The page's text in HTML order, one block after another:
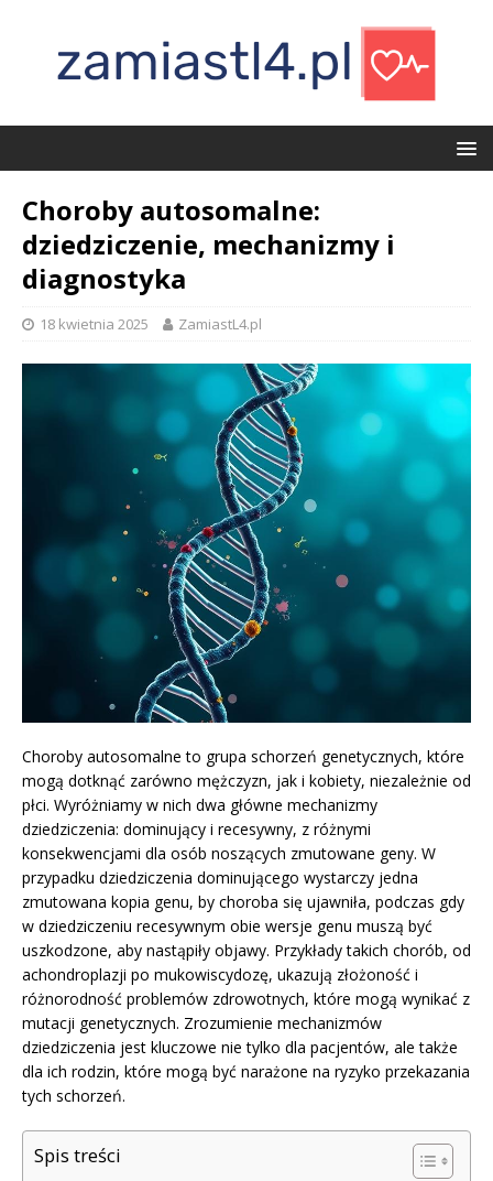
Choroby autosomalne:
dziedziczenie, mechanizmy i
diagnostyka
18 kwietnia 2025 ZamiastL4.pl
Choroby autosomalne to grupa schorzeń genetycznych, które
mogą dotknąć zarówno mężczyzn, jak i kobiety, niezależnie od
płci. Wyróżniamy w nich dwa główne mechanizmy
dziedziczenia: dominujący i recesywny, z różnymi
konsekwencjami dla osób noszących zmutowane geny. W
przypadku dziedziczenia dominującego wystarczy jedna
zmutowana kopia genu, by choroba się ujawniła, podczas gdy
w dziedziczeniu recesywnym obie wersje genu muszą być
uszkodzone, aby nastąpiły objawy. Przykłady takich chorób, od
achondroplazji po mukowiscydozę, ukazują złożoność i
różnorodność problemów zdrowotnych, które mogą wynikać z
mutacji genetycznych. Zrozumienie mechanizmów
dziedziczenia jest kluczowe nie tylko dla pacjentów, ale także
dla ich rodzin, które mogą być narażone na ryzyko przekazania
tych schorzeń.
Spis treści